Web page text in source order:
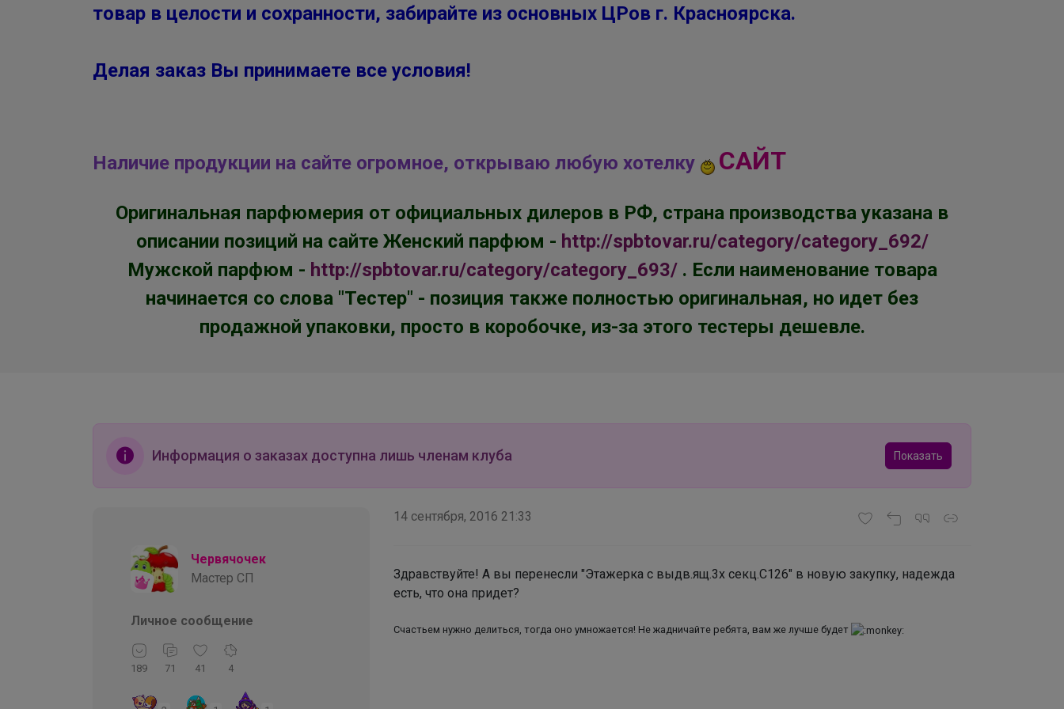
товар в целости и сохранности, забирайте из основных ЦРов г. Красноярска.
Делая заказ Вы принимаете все условия!
Наличие продукции на сайте огромное, открываю любую хотелку САЙТ
Оригинальная парфюмерия от официальных дилеров в РФ, страна производства указана в
описании позиций на сайте Женский парфюм - http://spbtovar.ru/category/category_692/
Мужской парфюм - http://spbtovar.ru/category/category_693/. Если наименование товара
начинается со слова "Тестер" - позиция также полностью оригинальная, но идет без
продажной упаковки, просто в коробочке, из-за этого тестеры дешевле.
Информация о заказах доступна лишь членам клуба Показать
Червячочек
Мастер СП
Личное сообщение
189 71 41 4
14 сентября, 2016 21:33
Здравствуйте! А вы перенесли "Этажерка с выдв.ящ.3х секц.С126" в новую закупку, надежда
есть, что она придет?
Счастьем нужно делиться, тогда оно умножается! Не жадничайте ребята, вам же лучше будет
ОлесяДм